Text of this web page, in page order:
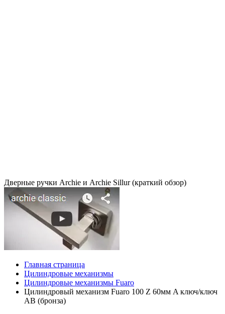
Дверные ручки Archie и Archie Sillur (краткий обзор)
Главная страница
Цилиндровые механизмы
Цилиндровые механизмы Fuaro
Цилиндровый механизм Fuaro 100 Z 60мм A ключ/ключ
AB (бронза)